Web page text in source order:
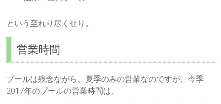
という至れり尽くせり。
営業時間
プールは残念ながら、夏季のみの営業なのですが、今季
2017年のプールの営業時間は、